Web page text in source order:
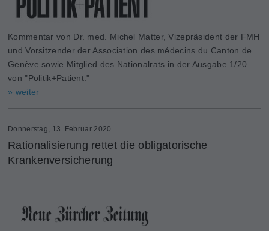
Kommentar von Dr. med. Michel Matter, Vizepräsident der FMH
und Vorsitzender der Association des médecins du Canton de
Genève sowie Mitglied des Nationalrats in der Ausgabe 1/20
von "Politik+Patient."
» weiter
Donnerstag, 13. Februar 2020
Rationalisierung rettet die obligatorische
Krankenversicherung